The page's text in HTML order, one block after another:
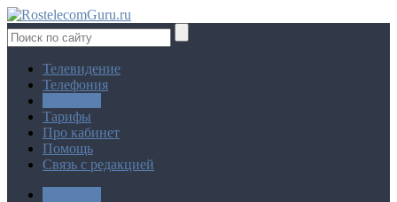
Телевидение
Телефония
Тарифы
Про кабинет
Помощь
Связь с редакцией